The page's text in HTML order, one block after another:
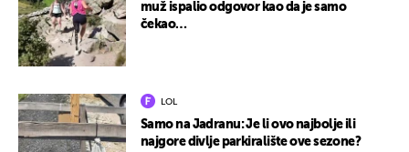
muž ispalio odgovor kao da je samo
čekao…
LOL
Samo na Jadranu: Je li ovo najbolje ili
najgore divlje parkiralište ove sezone?